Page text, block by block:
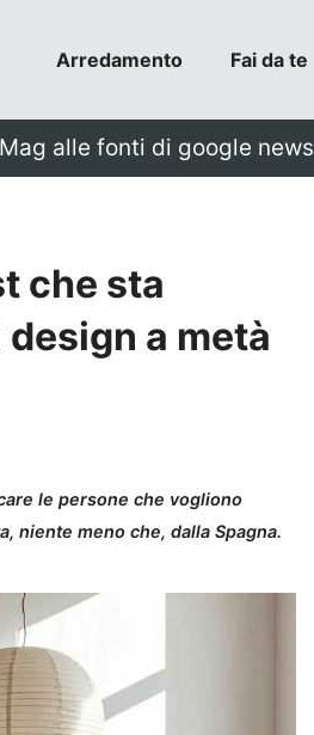
Arredamento Fai da te
alle fonti di google news
che sta
a metà
le persone che vogliono
niente meno che, dalla Spagna.